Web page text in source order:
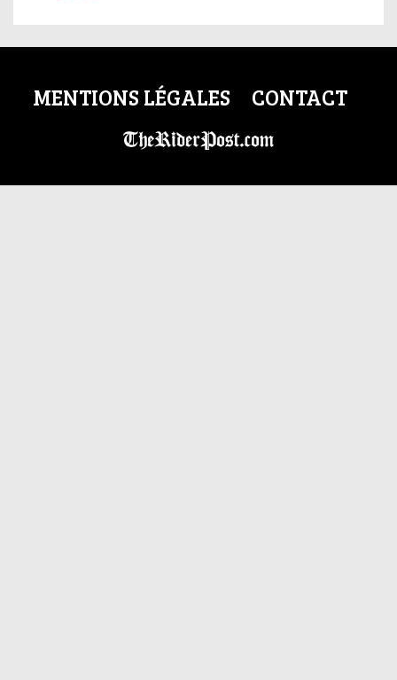
MENTIONS LÉGALES CONTACT